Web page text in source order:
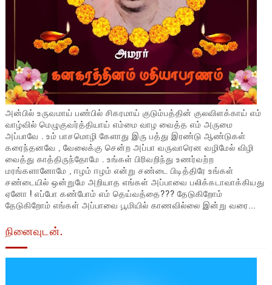
அன்பில் உருவமாய் பண்பில் சிகரமாய் குடும்பத்தின் குலவிளக்காய் எம்
வாழ்வில் மெழுகுவர்த்தியாய் எம்மை வாழ வைத்த எம் அருமை
அப்பாவே . உம் பாசமொழி கேளாது இரு பத்து இரண்டு ஆண்டுகள்
கரைந்தனவே , வேலைக்கு சென்ற அப்பா வருவாரென வழிமேல் விழி
வைத்து காத்திருந்தோமே . உங்கள் பிரிவறிந்து உணர்வற்ற
மரங்களானோமே , ஈழம் ஈழம் என்று சண்டை பிடித்திரே உங்கள்
சண்டையில் ஒன்றுமே அறியாத எங்கள் அப்பாவை பலிக்கடாவாக்கியது
ஏனோ ! எப்போ கண்போம் எம் தெய்வத்தை??? தேடுகிறோம்
தேடுகிறோம் எங்கள் அப்பாவை பூமியில் காணவில்லை இன்று வரை...
நினைவுடன்.